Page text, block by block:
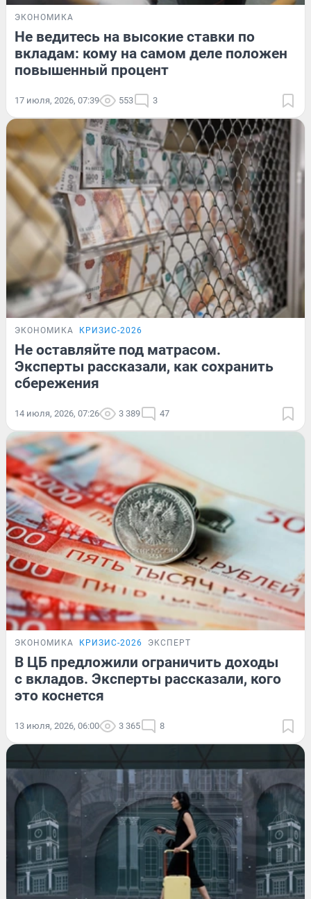
ЭКОНОМИКА
Не ведитесь на высокие ставки по
вкладам: кому на самом деле положен
повышенный процент
17 июля, 2026, 07:39 553 3
ЭКОНОМИКА КРИЗИС-2026
Не оставляйте под матрасом.
Эксперты рассказали, как сохранить
сбережения
14 июля, 2026, 07:26 3 389 47
ЭКОНОМИКА КРИЗИС-2026 ЭКСПЕРТ
В ЦБ предложили ограничить доходы
с вкладов. Эксперты рассказали, кого
это коснется
13 июля, 2026, 06:00 3 365 8